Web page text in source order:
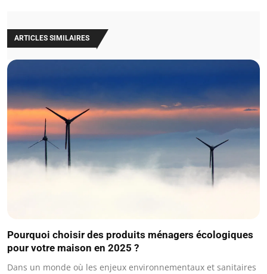
ARTICLES SIMILAIRES
Pourquoi choisir des produits ménagers écologiques
pour votre maison en 2025 ?
Dans un monde où les enjeux environnementaux et sanitaires